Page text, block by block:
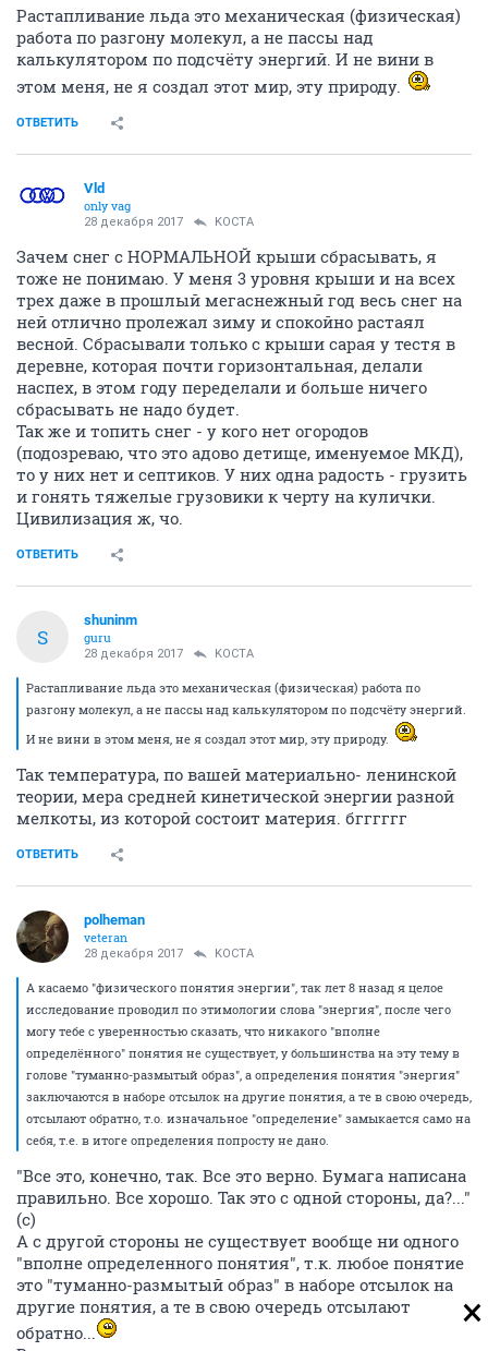
Растапливание льда это механическая (физическая)
работа по разгону молекул, а не пассы над
калькулятором по подсчёту энергий. И не вини в
этом меня, не я создал этот мир, эту природу.
ОТВЕТИТЬ
Vld
only vag
28 декабря 2017 KOCTA
Зачем снег с НОРМАЛЬНОЙ крыши сбрасывать, я
тоже не понимаю. У меня 3 уровня крыши и на всех
трех даже в прошлый мегаснежный год весь снег на
ней отлично пролежал зиму и спокойно растаял
весной. Сбрасывали только с крыши сарая у тестя в
деревне, которая почти горизонтальная, делали
наспех, в этом году переделали и больше ничего
сбрасывать не надо будет.
Так же и топить снег - у кого нет огородов
(подозреваю, что это адово детище, именуемое МКД),
то у них нет и септиков. У них одна радость - грузить
и гонять тяжелые грузовики к черту на кулички.
Цивилизация ж, чо.
ОТВЕТИТЬ
S
shuninm
guru
28 декабря 2017 KOCTA
Растапливание льда это механическая (физическая) работа по
разгону молекул, а не пассы над калькулятором по подсчёту энергий.
И не вини в этом меня, не я создал этот мир, эту природу.
Так температура, по вашей материально- ленинской
теории, мера средней кинетической энергии разной
мелкоты, из которой состоит материя. бгггггг
ОТВЕТИТЬ
polheman
veteran
28 декабря 2017 KOCTA
А касаемо "физического понятия энергии", так лет 8 назад я целое
исследование проводил по этимологии слова "энергия", после чего
могу тебе с уверенностью сказать, что никакого "вполне
определённого" понятия не существует, у большинства на эту тему в
голове "туманно-размытый образ", а определения понятия "энергия"
заключаются в наборе отсылок на другие понятия, а те в свою очередь,
отсылают обратно, т.о. изначальное "определение" замыкается само на
себя, т.е. в итоге определения попросту не дано.
"Все это, конечно, так. Все это верно. Бумага написана
правильно. Все хорошо. Так это с одной стороны, да?..."
(с)
А с другой стороны не существует вообще ни одного
"вполне определенного понятия", т.к. любое понятие
это "туманно-размытый образ" в наборе отсылок на
другие понятия, а те в свою очередь отсылают
обратно...